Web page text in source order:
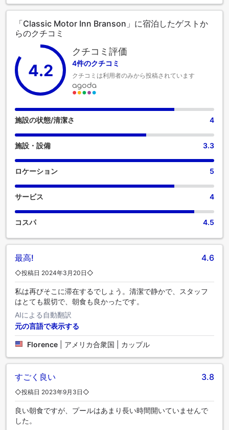
小限の荷物で旅行できます。 また、室内設備・サービスとし
をお楽しみいただけます。 すべてのゲストとスタッフの健康
とウェルビーイングのため、喫煙は決められた区域のみに制
限されています。Classic Motor Inn Bransonでは、快適なご
滞在をサポートする便利な設備とサービスを備えた客室をご
用意しています。 Classic Motor Inn Bransonの客室にはエア
コンやリネンサービスが完備されておりますので、快適な滞
在を求めるお客様のニーズにお応えします。 一部の客室で
は、ビデオストリーミング、新聞、テレビなどのアミューズ
メントをお楽しみいただけます。 コーヒーや紅茶を淹れるの
に必要なものがすべて揃っている便利な部屋もあるのでご安
バスルームにバスローブ、タオル、ドライヤーをご用意して
おります。 Classic Motor Inn Bransonでは、追加料金なしで
提供される豪華な朝食で一日が始まります。Classic Motor
Inn Bransonでは、便利な自動販売機で24時間いつでもお手頃
Bransonでは、お客様が滞在中に楽しめるレジャー設備も充実
しています。Classic Motor Inn Bransonでは、充実したアメ
ニティをご用意しております。プールでリフレッシュして、
思い出に残る休日をお過ごしください。
「Classic Motor Inn Branson」に宿泊したゲストか
らのクチコミ
4.2
クチコミ評価
4件のクチコミ
クチコミは利用者のみから投稿されています
施設の状態/清潔さ 4
施設・設備 3.3
ロケーション 5
サービス 4
コスパ 4.5
最高! 4.6
◇投稿日 2024年3月20日◇
私は再びそこに滞在するでしょう。清潔で静かで、スタッフ
はとても親切で、朝食も良かったです。
AIによる自動翻訳
元の言語で表示する
Florence アメリカ合衆国 | カップル
すごく良い 3.8
◇投稿日 2023年9月3日◇
良い朝食ですが、プールはあまり長い時間開いていませんで
した。